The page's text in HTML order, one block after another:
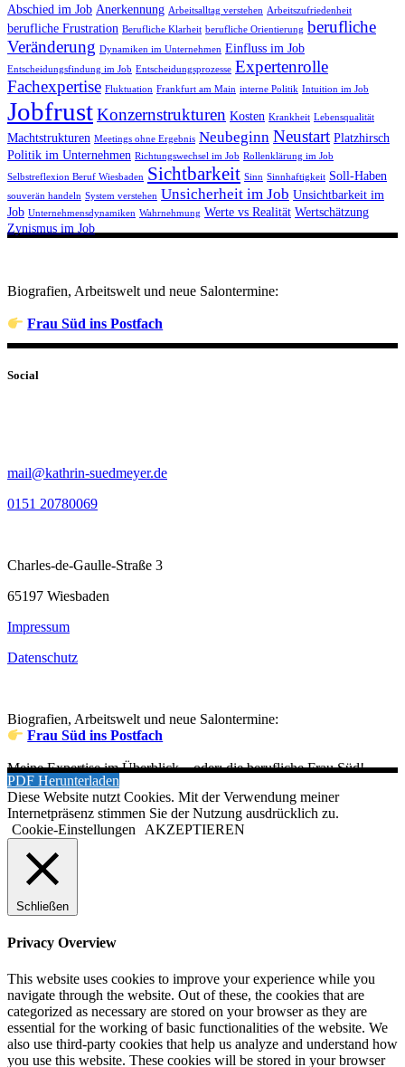
Abschied im Job Anerkennung Arbeitsalltag verstehen Arbeitszufriedenheit
berufliche Frustration Berufliche Klarheit berufliche Orientierung berufliche
Veränderung Dynamiken im Unternehmen Einfluss im Job
Entscheidungsfindung im Job Entscheidungsprozesse Expertenrolle
Fachexpertise Fluktuation Frankfurt am Main interne Politik Intuition im Job
JobfrustKonzernstrukturen Kosten Krankheit Lebensqualität
Machtstrukturen Meetings ohne Ergebnis Neubeginn Neustart Platzhirsch
Politik im Unternehmen Richtungswechsel im Job Rollenklärung im Job
Selbstreflexion Beruf Wiesbaden Sichtbarkeit Sinn Sinnhaftigkeit Soll-Haben
souverän handeln System verstehen Unsicherheit im Job Unsichtbarkeit im
Job Unternehmensdynamiken Wahrnehmung Werte vs Realität Wertschätzung
Zynismus im Job
Biografien, Arbeitswelt und neue Salontermine:
Frau Süd ins Postfach
Social
mail@kathrin-suedmeyer.de
0151 20780069
Charles-de-Gaulle-Straße 3
65197 Wiesbaden
Impressum
Datenschutz
Biografien, Arbeitswelt und neue Salontermine:
Frau Süd ins Postfach
Meine Expertise im Überblick – oder: die berufliche Frau Süd!
PDF Herunterladen
Diese Website nutzt Cookies. Mit der Verwendung meiner
Internetpräsenz stimmen Sie der Nutzung ausdrücklich zu.
Cookie-Einstellungen
AKZEPTIEREN
Schließen
Privacy Overview
This website uses cookies to improve your experience while you
navigate through the website. Out of these, the cookies that are
categorized as necessary are stored on your browser as they are
essential for the working of basic functionalities of the website. We
also use third-party cookies that help us analyze and understand how
you use this website. These cookies will be stored in your browser